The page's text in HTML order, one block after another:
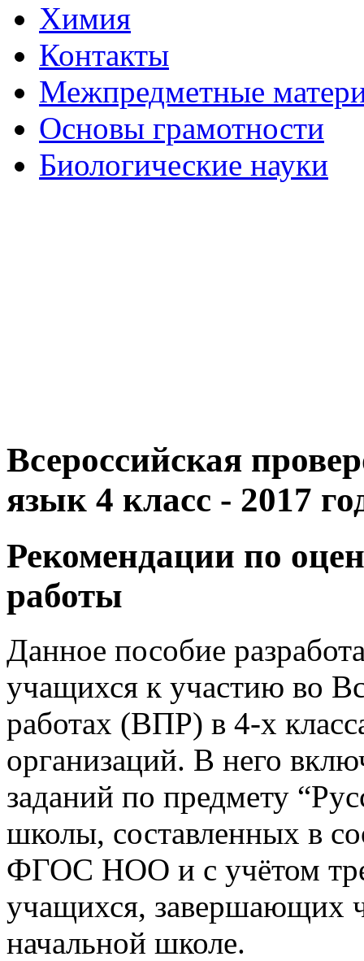
Химия
Контакты
Межпредметные
Основы грамотности
Биологические науки
Всероссийская
язык 4 класс - 2017
Рекомендации по
работы
Данное пособие
учащихся к участию во
работах (ВПР) в 4-х
организаций. В него
заданий по предмету
школы, составленных в
ФГОС НОО и с учётом
учащихся, завершающих
начальной школе.